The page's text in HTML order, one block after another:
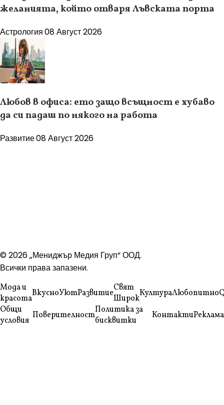
желанията, който отваря Лъвската порта
Астрология08 Август 2026
Любов в офиса: ето защо всъщност е хубаво
да си падаш по някого на работа
Развитие08 Август 2026
© 2026 „Мениджър Медия Груп“ ООД.
Всички права запазени.
Мода и
красотаВкусноУютРазвитиеСвят
ШирокКултураЛюбопитно
Общи
условия ПоверителностПолитика за
бисквитки
КонтактиРеклама